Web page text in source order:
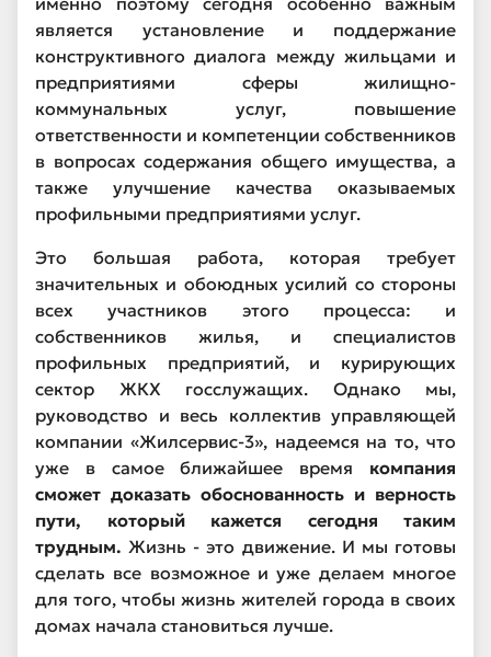
является установление и поддержание
конструктивного диалога между жильцами и
предприятиями сферы жилищно-
коммунальных услуг, повышение
ответственности и компетенции собственников
в вопросах содержания общего имущества, а
также улучшение качества оказываемых
профильными предприятиями услуг.
Это большая работа, которая требует
значительных и обоюдных усилий со стороны
всех участников этого процесса: и
собственников жилья, и специалистов
профильных предприятий, и курирующих
сектор ЖКХ госслужащих. Однако мы,
руководство и весь коллектив управляющей
компании «Жилсервис-3», надеемся на то, что
уже в самое ближайшее время компания
сможет доказать обоснованность и верность
пути, который кажется сегодня таким
трудным.Жизнь - это движение. И мы готовы
сделать все возможное и уже делаем многое
для того, чтобы жизнь жителей города в своих
домах начала становиться лучше.